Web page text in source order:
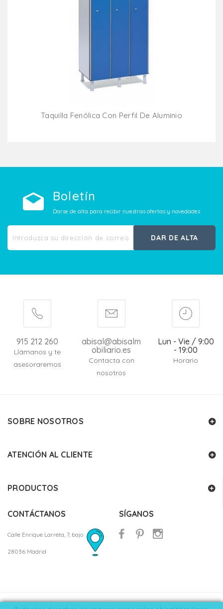
Taquilla Fenólica Con Perfil De Aluminio
Boletín
Darse de alta para recibir nuestras ofertas y novedades
DAR DE ALTA
915 212 260
Llámanos y te
asesoraremos
abisal@abisalm
obiliario.es
Contacta con
nosotros
Lun - Vie / 9:00
- 19:00
Horario
SOBRE NOSOTROS
ATENCIÓN AL CLIENTE
PRODUCTOS
CONTÁCTANOS
Calle Enrique Larreta, 7, bajo
28036 Madrid
SÍGANOS